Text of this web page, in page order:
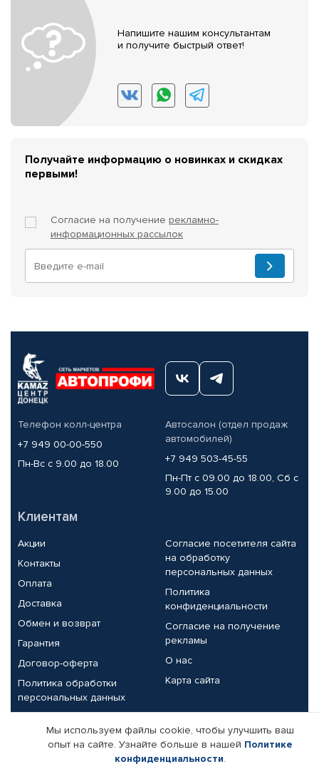
Напишите нашим консультантам
и получите быстрый ответ!
Получайте информацию о новинках и скидках
первыми!
Согласие на получение рекламно-
информационных рассылок
Телефон колл-центра
+7 949 00-00-550
Пн-Вс с 9.00 до 18.00
Автосалон (отдел продаж
автомобилей)
+7 949 503-45-55
Пн-Пт с 09.00 до 18.00, Сб с
9.00 до 15.00
Клиентам
Акции
Контакты
Оплата
Доставка
Обмен и возврат
Гарантия
Договор-оферта
Политика обработки
персональных данных
Согласие посетителя сайта
на обработку
персональных данных
Политика
конфиденциальности
Согласие на получение
рекламы
О нас
Карта сайта
Партнерам
Корпоративным клиентам
Реквизиты компании
Мы используем файлы cookie, чтобы улучшить ваш
опыт на сайте. Узнайте больше в нашей Политике
конфиденциальности.